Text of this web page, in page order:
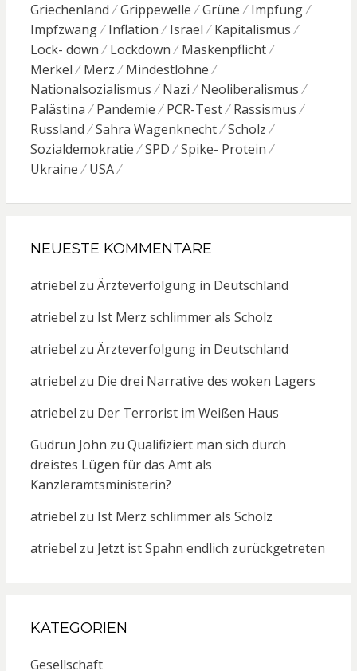
Griechenland
Grippewelle Grüne
Impfung
Impfzwang
Inflation Israel
Kapitalismus
Lock- down
Lockdown
Maskenpflicht
Merkel
Merz
Mindestlöhne
Nationalsozialismus
Nazi
Neoliberalismus
Palästina
Pandemie PCR-Test
Rassismus
Russland
Sahra Wagenknecht
Scholz
Sozialdemokratie
SPD
Spike- Protein
Ukraine
USA
NEUESTE KOMMENTARE
atriebel zu Ärzteverfolgung in Deutschland
atriebel zu Ist Merz schlimmer als Scholz
atriebel zu Ärzteverfolgung in Deutschland
atriebel zu Die drei Narrative des woken Lagers
atriebel zu Der Terrorist im Weißen Haus
Gudrun John zu Qualifiziert man sich durch
dreistes Lügen für das Amt als
Kanzleramtsministerin?
atriebel zu Ist Merz schlimmer als Scholz
atriebel zu Jetzt ist Spahn endlich zurückgetreten
KATEGORIEN
Gesellschaft